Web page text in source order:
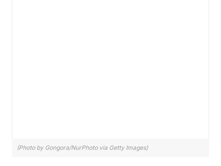
(Photo by Gongora/NurPhoto via Getty Images)